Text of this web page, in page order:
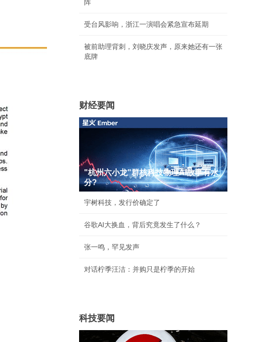
阵
受台风影响，浙江一演唱会紧急宣布延期
被前助理背刺，刘晓庆发声，原来她还有一张
底牌
财经要闻
"杭州六小龙"群核科技物理AI故事有水
分?
宇树科技，发行价确定了
谷歌AI大换血，背后究竟发生了什么？
张一鸣，罕见发声
对话柠季汪洁：并购只是柠季的开始
科技要闻